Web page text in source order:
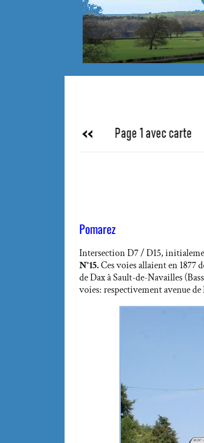
Pomarez
Intersection D7 / D15,
N°15.Ces voies allaient en 1877
de Dax à Sault-de-Navailles
voies: respectivement avenue